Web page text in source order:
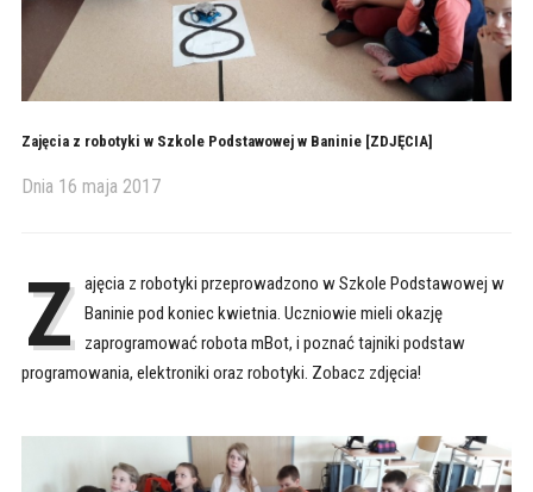
Zajęcia z robotyki w Szkole Podstawowej w Baninie [ZDJĘCIA]
Dnia 16 maja 2017
Z ajęcia z robotyki przeprowadzono w Szkole Podstawowej w
Baninie pod koniec kwietnia. Uczniowie mieli okazję
zaprogramować robota mBot, i poznać tajniki podstaw
programowania, elektroniki oraz robotyki. Zobacz zdjęcia!